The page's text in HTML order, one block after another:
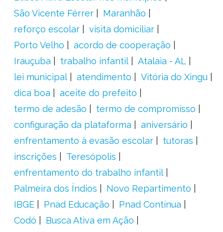
São Vicente Férrer
Maranhão
reforço escolar
visita domiciliar
Porto Velho
acordo de cooperação
Irauçuba
trabalho infantil
Atalaia - AL
lei municipal
atendimento
Vitória do Xingu
dica boa
aceite do prefeito
termo de adesão
termo de compromisso
configuração da plataforma
aniversário
enfrentamento à evasão escolar
tutoras
inscrições
Teresópolis
enfrentamento do trabalho infantil
Palmeira dos Índios
Novo Repartimento
IBGE
Pnad Educação
Pnad Contínua
Codó
Busca Ativa em Ação